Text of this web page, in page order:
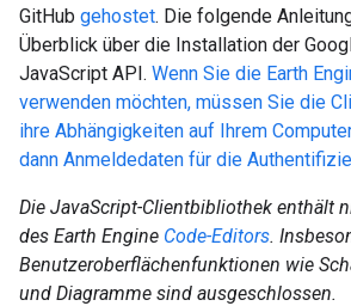
GitHub gehostet. Die folgende
Überblick über die Installation der
JavaScript API. Wenn Sie die Earth
verwenden möchten, müssen Sie die
ihre Abhängigkeiten auf Ihrem
dann Anmeldedaten für die
Die JavaScript-Clientbibliothek enthält
des Earth Engine Code-Editors.
Benutzeroberflächenfunktionen wie
und Diagramme sind ausgeschlossen.